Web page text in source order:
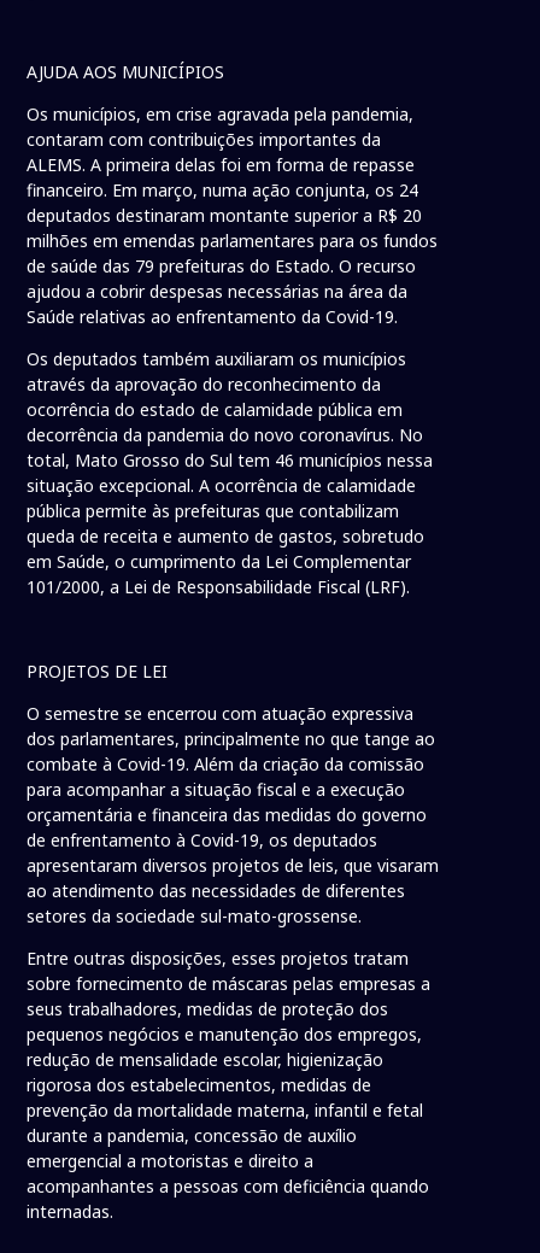
AJUDA AOS MUNICÍPIOS
Os municípios, em crise agravada pela pandemia,
contaram com contribuições importantes da
ALEMS. A primeira delas foi em forma de repasse
financeiro. Em março, numa ação conjunta, os 24
deputados destinaram montante superior a R$ 20
milhões em emendas parlamentares para os fundos
de saúde das 79 prefeituras do Estado. O recurso
ajudou a cobrir despesas necessárias na área da
Saúde relativas ao enfrentamento da Covid-19.
Os deputados também auxiliaram os municípios
através da aprovação do reconhecimento da
ocorrência do estado de calamidade pública em
decorrência da pandemia do novo coronavírus. No
total, Mato Grosso do Sul tem 46 municípios nessa
situação excepcional. A ocorrência de calamidade
pública permite às prefeituras que contabilizam
queda de receita e aumento de gastos, sobretudo
em Saúde, o cumprimento da Lei Complementar
101/2000, a Lei de Responsabilidade Fiscal (LRF).
PROJETOS DE LEI
O semestre se encerrou com atuação expressiva
dos parlamentares, principalmente no que tange ao
combate à Covid-19. Além da criação da comissão
para acompanhar a situação fiscal e a execução
orçamentária e financeira das medidas do governo
de enfrentamento à Covid-19, os deputados
apresentaram diversos projetos de leis, que visaram
ao atendimento das necessidades de diferentes
setores da sociedade sul-mato-grossense.
Entre outras disposições, esses projetos tratam
sobre fornecimento de máscaras pelas empresas a
seus trabalhadores, medidas de proteção dos
pequenos negócios e manutenção dos empregos,
redução de mensalidade escolar, higienização
rigorosa dos estabelecimentos, medidas de
prevenção da mortalidade materna, infantil e fetal
durante a pandemia, concessão de auxílio
emergencial a motoristas e direito a
acompanhantes a pessoas com deficiência quando
internadas.